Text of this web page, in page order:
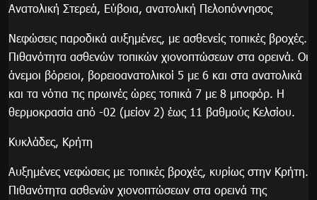
Ανατολική Στερεά, Εύβοια, ανατολική Πελοπόννησος
Νεφώσεις παροδικά αυξημένες, με ασθενείς τοπικές βροχές.
Πιθανότητα ασθενών τοπικών χιονοπτώσεων στα ορεινά. Οι
άνεμοι βόρειοι, βορειοανατολικοί 5 με 6 και στα ανατολικά
και τα νότια τις πρωινές ώρες τοπικά 7 με 8 μποφόρ. Η
θερμοκρασία από -02 (μείον 2) έως 11 βαθμούς Κελσίου.
Κυκλάδες, Κρήτη
Αυξημένες νεφώσεις με τοπικές βροχές, κυρίως στην Κρήτη.
Πιθανότητα ασθενών χιονοπτώσεων στα ορεινά της